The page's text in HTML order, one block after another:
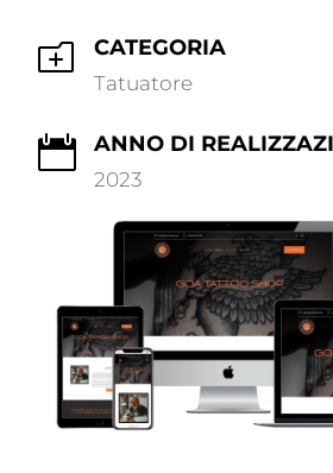
o CATEGORIA
Tatuatore
 ANNO DI
2023